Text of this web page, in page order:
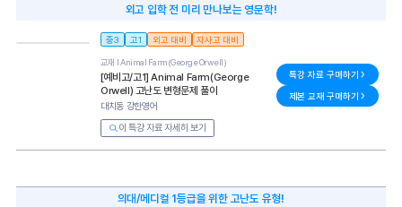
외고 입학 전 미리 만나보는 영문학!
중3 고1 외고 대비 자사고 대비
교재 lAnimal Farm(George Orwell)
[예비고/고1] Animal Farm(George
Orwell) 고난도 변형문제 풀이
대치동 강한영어
이 특강 자료 자세히 보기
특강 자료 구매하기
제본 교재 구매하기
의대/메디컬 1등급을 위한 고난도 유형!